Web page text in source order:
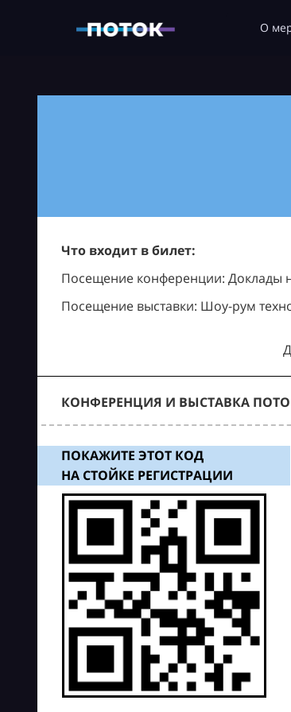
О
Что входит в билет:
Посещение конференции: Доклады
Посещение выставки: Шоу-рум
КОНФЕРЕНЦИЯ И ВЫСТАВКА
ПОКАЖИТЕ ЭТОТ КОД
НА СТОЙКЕ РЕГИСТРАЦИИ